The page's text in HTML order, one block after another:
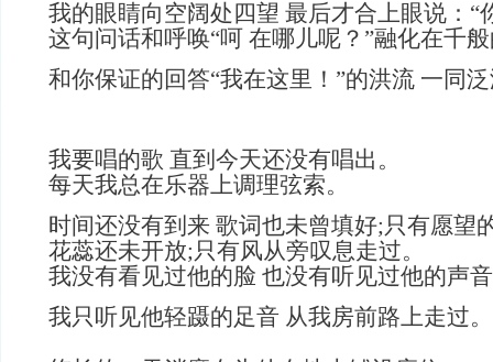
我的眼睛向空阔处四望 最后才合上眼说：“
这句问话和呼唤“呵 在哪儿呢？”融化在千
和你保证的回答“我在这里！”的洪流 一同
我要唱的歌 直到今天还没有唱出。
每天我总在乐器上调理弦索。
时间还没有到来 歌词也未曾填好;只有愿望
花蕊还未开放;只有风从旁叹息走过。
我没有看见过他的脸 也没有听见过他的声
我只听见他轻蹑的足音 从我房前路上走过。